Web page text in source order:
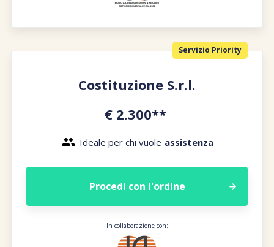
Costituzione S.r.l.
€ 2.300**
Ideale per chi vuole assistenza
Procedi con l'ordine
In collaborazione con:
Servizio Priority